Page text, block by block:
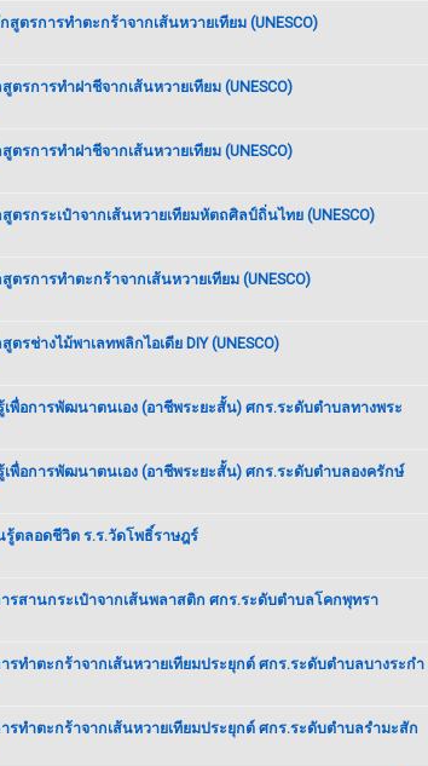
ตรการทำตะกร้าจากเส้นหวายเทียม (UNESCO)
รการทำฝาชีจากเส้นหวายเทียม (UNESCO)
รการทำฝาชีจากเส้นหวายเทียม (UNESCO)
รกระเป๋าจากเส้นหวายเทียมหัตถศิลป์ถิ่นไทย (UNESCO)
รการทำตะกร้าจากเส้นหวายเทียม (UNESCO)
รช่างไม้พาเลทพลิกไอเดีย DIY (UNESCO)
เพื่อการพัฒนาตนเอง (อาชีพระยะสั้น) ศกร.ระดับตำบลทางพระ
เพื่อการพัฒนาตนเอง (อาชีพระยะสั้น) ศกร.ระดับตำบลองครักษ์
รู้ตลอดชีวิต ร.ร.วัดโพธิ์ราษฎร์
สานกระเป๋าจากเส้นพลาสติก ศกร.ระดับตำบลโคกพุทรา
ทำตะกร้าจากเส้นหวายเทียมประยุกต์ ศกร.ระดับตำบลบางระกำ
ทำตะกร้าจากเส้นหวายเทียมประยุกต์ ศกร.ระดับตำบลรำมะสัก